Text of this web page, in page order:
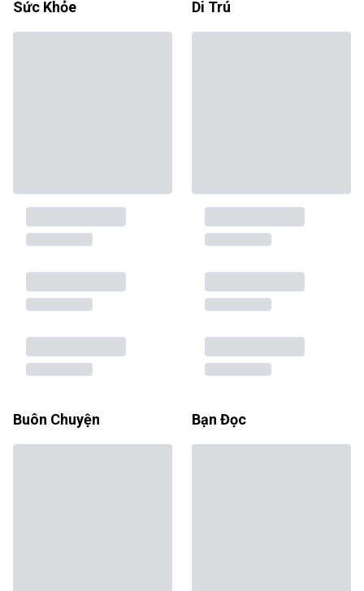
Sức Khỏe Di Trú
Buôn Chuyện Bạn Đọc